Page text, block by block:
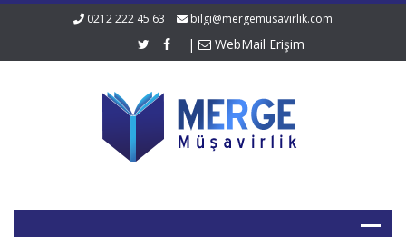
0212 222 45 63 bilgi@mergemusavirlik.com
| WebMail Erişim